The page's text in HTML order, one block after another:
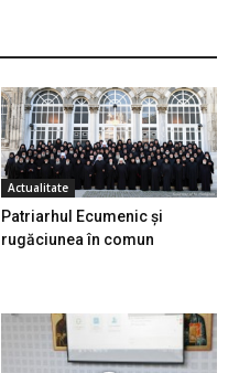
Actualitate
Patriarhul Ecumenic și
rugăciunea în comun